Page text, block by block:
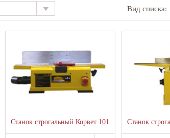
Вид списка:
Станок строгальный Корвет 101 Станок